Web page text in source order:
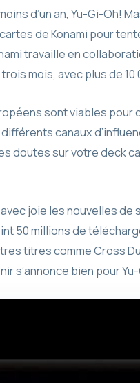
d’un an, Yu-Gi-Oh!
de Konami pour
travaille en
mois, avec plus de 10
sont viables
canaux
doutes sur votre deck
joie les nouvelles
50 millions de
titres comme Cross
s’annonce bien pour